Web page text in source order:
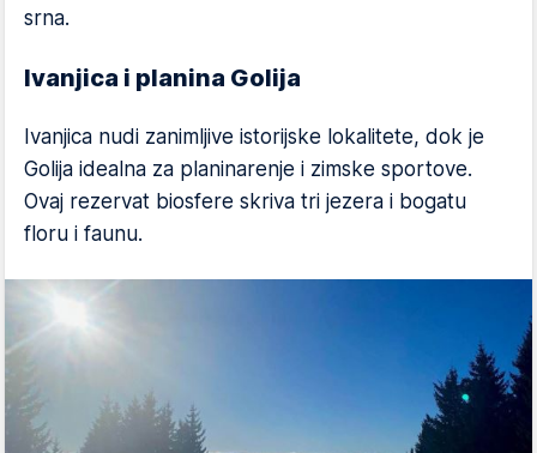
srna.
Ivanjica i planina Golija
Ivanjica nudi zanimljive istorijske lokalitete, dok je
Golija idealna za planinarenje i zimske sportove.
Ovaj rezervat biosfere skriva tri jezera i bogatu
floru i faunu.